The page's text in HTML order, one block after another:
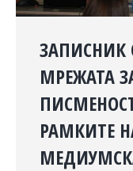
ЗАПИСНИК
МРЕЖАТА
РАМКИТЕ